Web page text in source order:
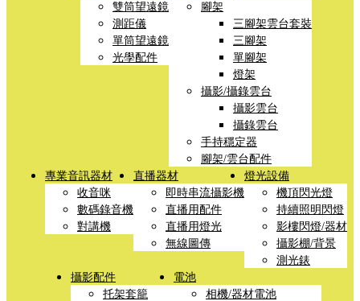
雙筒望遠鏡
測距儀
單筒望遠鏡
光學配件
腳架
三腳架雲台套裝
三腳架
單腳架
燈架
攝影/攝錄雲台
攝影雲台
攝錄雲台
手持穩定器
腳架/雲台配件
專業音訊器材
收音咪
數碼錄音機
對講機
直播器材
即時串流攝影機
直播用配件
直播用燈光
無線圖傳
燈光設備
機頂閃光燈
持續照明閃燈
影樓閃燈/器材
攝影棚/背景
測光錶
攝影配件
托架套籠
電池
相機/器材電池